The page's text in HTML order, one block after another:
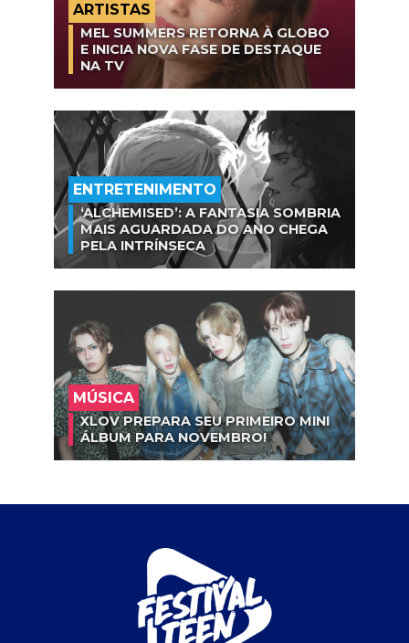
ARTISTAS
MEL SUMMERS RETORNA À GLOBO
E INICIA NOVA FASE DE DESTAQUE
NA TV
ENTRETENIMENTO
‘ALCHEMISED’: A FANTASIA SOMBRIA
MAIS AGUARDADA DO ANO CHEGA
PELA INTRÍNSECA
MÚSICA
XLOV PREPARA SEU PRIMEIRO MINI
ÁLBUM PARA NOVEMBRO!